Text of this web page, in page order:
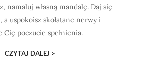
namaluj własną mandalę. Daj się
a uspokoisz skołatane nerwy i
Cię poczucie spełnienia.
CZYTAJ DALEJ >